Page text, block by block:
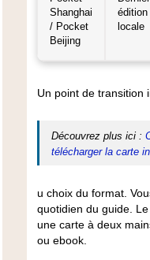
Shanghai
/ Pocket
Beijing
édition
locale
Un point de transition
Découvrez plus ici :
télécharger la carte
u choix du format.
quotidien du guide.
une carte à deux
ou ebook.